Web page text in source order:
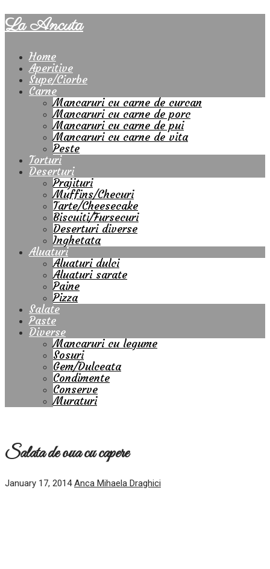
La Ancuta
Home
Aperitive
Supe/Ciorbe
Carne
Mancaruri cu carne de curcan
Mancaruri cu carne de porc
Mancaruri cu carne de pui
Mancaruri cu carne de vita
Peste
Torturi
Deserturi
Prajituri
Muffins/Checuri
Tarte/Cheesecake
Biscuiti/Fursecuri
Deserturi diverse
Inghetata
Aluaturi
Aluaturi dulci
Aluaturi sarate
Paine
Pizza
Salate
Paste
Diverse
Mancaruri cu legume
Sosuri
Gem/Dulceata
Condimente
Conserve
Muraturi
Salata de oua cu capere
January 17, 2014 Anca Mihaela Draghici